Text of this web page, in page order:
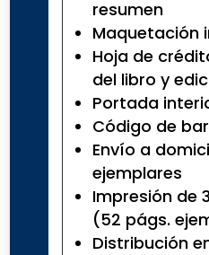
resumen
Maquetación
Hoja de
del libro y
Portada
Código de
Envío a
ejemplares
Impresión de
(52 págs.
Distribución